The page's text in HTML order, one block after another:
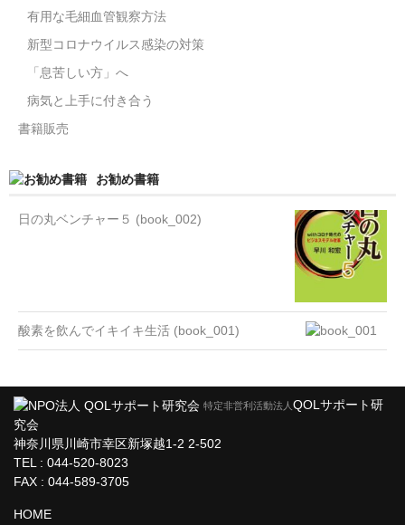
有用な毛細血管観察方法
新型コロナウイルス感染の対策
「息苦しい方」へ
病気と上手に付き合う
書籍販売
お勧め書籍
日の丸ベンチャー５ (book_002)
酸素を飲んでイキイキ生活 (book_001)
特定非営利活動法人 QOLサポート研
究会
神奈川県川崎市幸区新塚越1-2 2-502
TEL : 044-520-8023
FAX : 044-589-3705
HOME